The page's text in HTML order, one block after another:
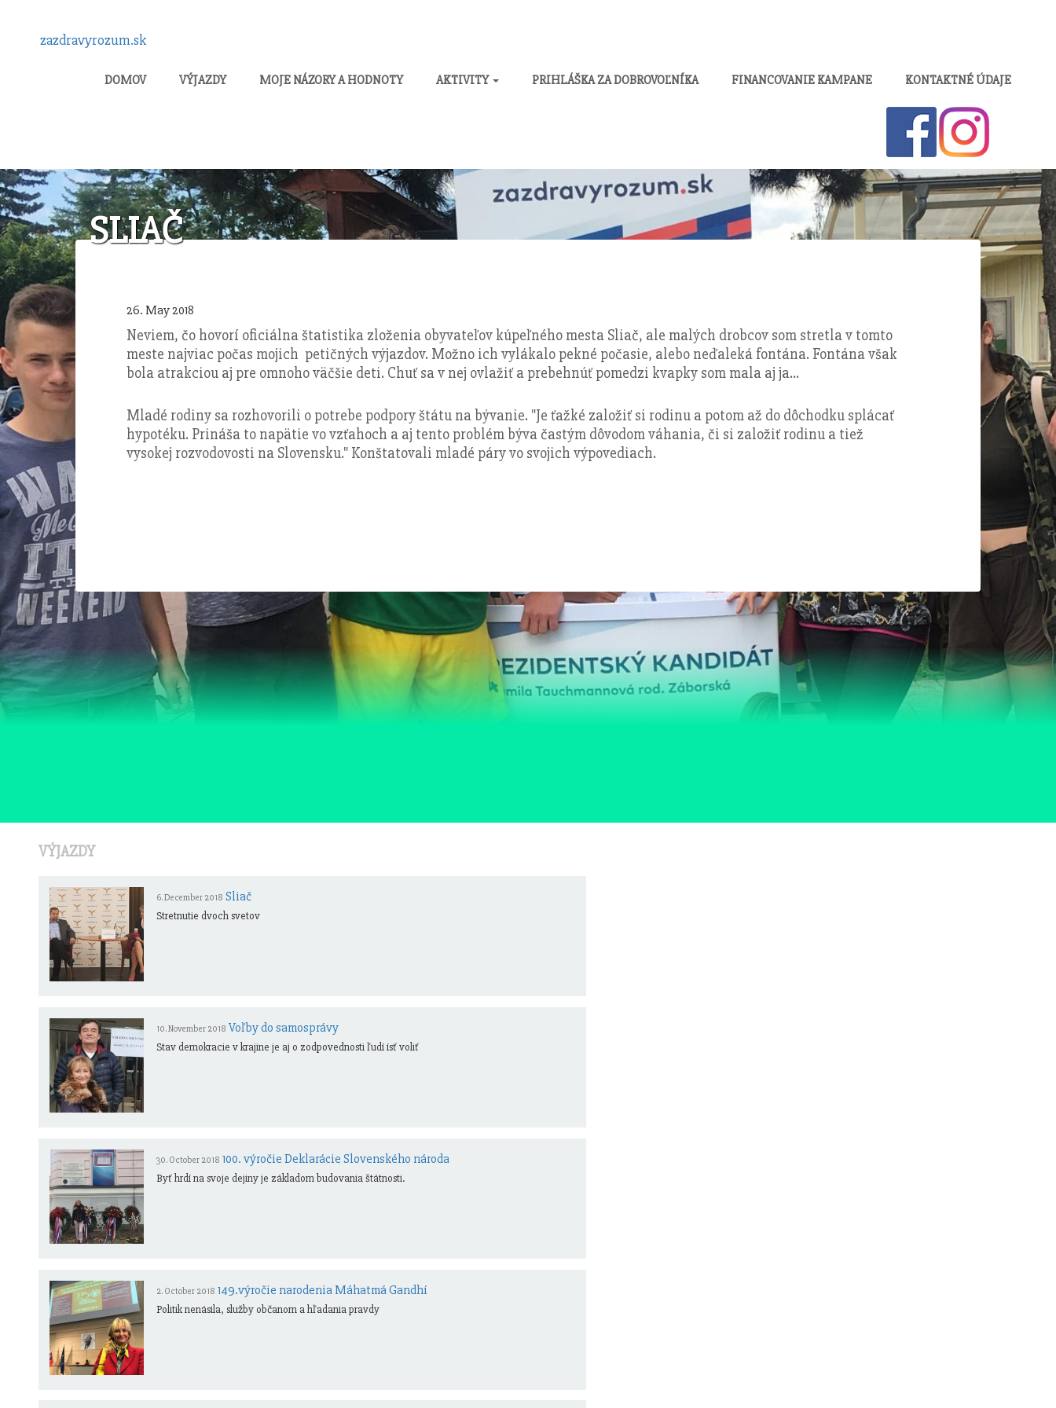
zazdravyrozum.sk
DOMOV VÝJAZDY MOJE NÁZORY A HODNOTY AKTIVITY PRIHLÁŠKA ZA DOBROVOĽNÍKA FINANCOVANIE KAMPANE KONTAKTNÉ ÚDAJE
SLIAČ
26. May 2018
Neviem, čo hovorí oficiálna štatistika zloženia obyvateľov kúpeľného mesta Sliač, ale malých drobcov som stretla v tomto
meste najviac počas mojich petičných výjazdov. Možno ich vylákalo pekné počasie, alebo neďaleká fontána. Fontána však
bola atrakciou aj pre omnoho väčšie deti. Chuť sa v nej ovlažiť a prebehnúť pomedzi kvapky som mala aj ja...
Mladé rodiny sa rozhovorili o potrebe podpory štátu na bývanie. "Je ťažké založiť si rodinu a potom až do dôchodku splácať
hypotéku. Prináša to napätie vo vzťahoch a aj tento problém býva častým dôvodom váhania, či si založiť rodinu a tiež
vysokej rozvodovosti na Slovensku." Konštatovali mladé páry vo svojich výpovediach.
VÝJAZDY
6. December 2018 Sliač
Stretnutie dvoch svetov
10. November 2018 Voľby do samosprávy
Stav demokracie v krajine je aj o zodpovednosti ľudí ísť voliť
30. October 2018 100. výročie Deklarácie Slovenského národa
Byť hrdí na svoje dejiny je základom budovania štátnosti.
2. October 2018 149.výročie narodenia Máhatmá Gandhí
Politik nenásila, služby občanom a hľadania pravdy